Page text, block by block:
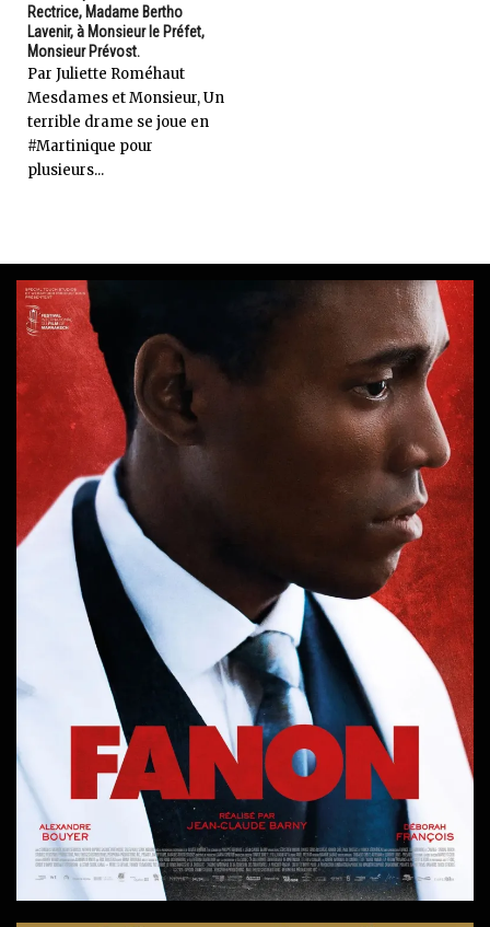
Rectrice, Madame Bertho
Lavenir, à Monsieur le Préfet,
Monsieur Prévost.
Par Juliette Roméhaut
Mesdames et Monsieur, Un
terrible drame se joue en
#Martinique pour
plusieurs...